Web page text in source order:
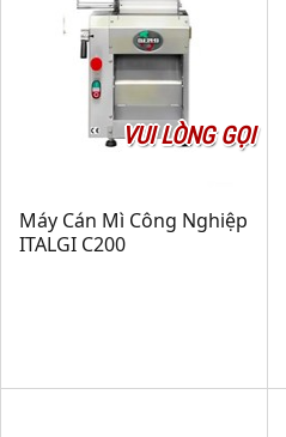
VUI LÒNG GỌI
Máy Cán Mì Công Nghiệp
ITALGI C200